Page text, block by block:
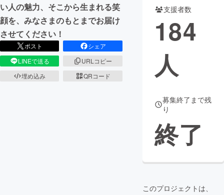
い人の魅力、そこから生まれる笑
顔を、みなさまのもとまでお届け
させてください！
ポスト
シェア
LINEで送る
URLコピー
埋め込み
QRコード
支援者数
184
人
募集終了まで残
り
終了
このプロジェクトは、